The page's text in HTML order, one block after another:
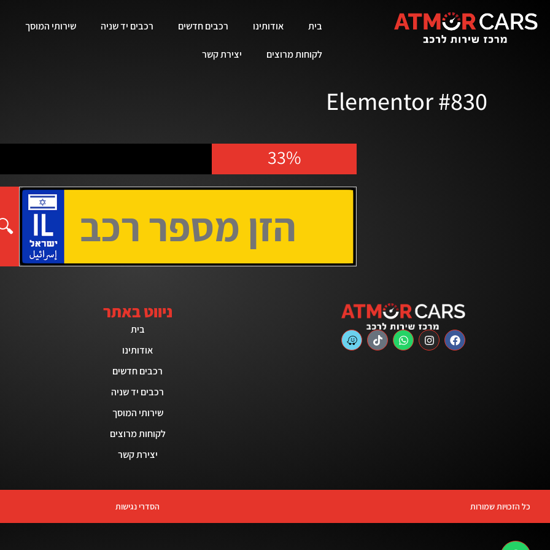
בית
אודותינו רכבים חדשים רכבים יד שניה שירותי המוסך
לקוחות מרוצים יצירת קשר
Elementor #830
33%
ניווט באתר
בית
אודותינו
רכבים חדשים
רכבים יד שניה
שירותי המוסך
לקוחות מרוצים
יצירת קשר
כל הזכויות שמורות הסדרי נגישות